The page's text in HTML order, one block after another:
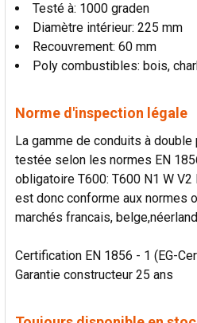
Testé à: 1000 graden
Diamètre intérieur: 225 mm
Recouvrement: 60 mm
Poly combustibles: bois,
Norme d'inspection légale
La gamme de conduits à
testée selon les normes EN
obligatoire T600: T600 N1 W
est donc conforme aux normes
marchés francais,
Certification EN 1856 - 1 (EG-
Garantie constructeur 25 ans